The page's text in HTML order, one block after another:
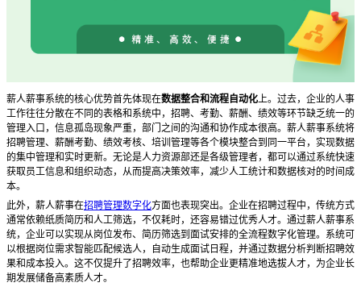
薪人薪事系统的核心优势首先体现在数据整合和流程自动化 上。过去，企业的人事
工作往往分散在不同的表格和系统中，招聘、考勤、薪酬、绩效等环节缺乏统一的
管理入口，信息孤岛现象严重，部门之间的沟通和协作成本很高。薪人薪事系统将
招聘管理、薪酬考勤、绩效考核、培训管理等各个模块整合到同一平台，实现数据
的集中管理和实时更新。无论是人力资源部还是各级管理者，都可以通过系统快速
获取员工信息和组织动态，从而提高决策效率，减少人工统计和数据核对的时间成
本。
此外，薪人薪事在招聘管理数字化方面也表现突出。企业在招聘过程中，传统方式
通常依赖纸质简历和人工筛选，不仅耗时，还容易错过优秀人才。通过薪人薪事系
统，企业可以实现从岗位发布、简历筛选到面试安排的全流程数字化管理。系统可
以根据岗位需求智能匹配候选人，自动生成面试日程，并通过数据分析判断招聘效
果和成本投入。这不仅提升了招聘效率，也帮助企业更精准地选拔人才，为企业长
期发展储备高素质人才。